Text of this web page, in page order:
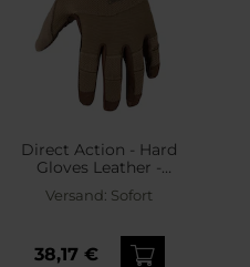
Direct Action - Hard
Gloves Leather -
Taktische Handschuhe -
Coyote Brown
Versand: Sofort
38,17 €